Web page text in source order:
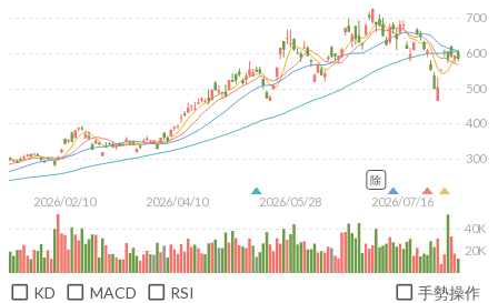
2026/02/10 2026/04/10 2026/05/28 2026/07/16
300
400
500
600
700
20K
40K
除
KD MACD RSI 手勢操作